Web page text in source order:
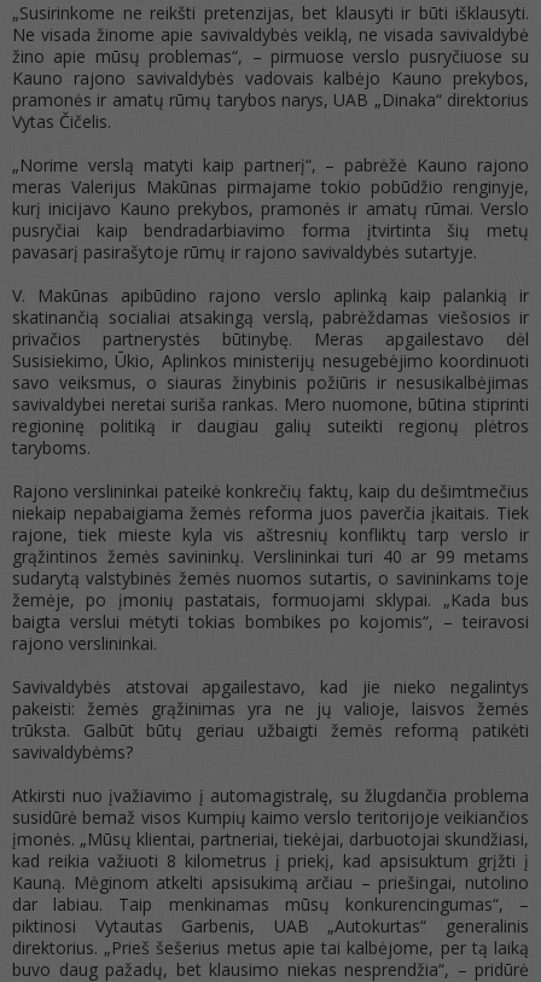
„Susirinkome ne reikšti pretenzijas, bet klausyti ir būti išklausyti.
Ne visada žinome apie savivaldybės veiklą, ne visada savivaldybė
žino apie mūsų problemas“, – pirmuose verslo pusryčiuose su
Kauno rajono savivaldybės vadovais kalbėjo Kauno prekybos,
pramonės ir amatų rūmų tarybos narys, UAB „Dinaka“ direktorius
Vytas Čičelis.
„Norime verslą matyti kaip partnerį“, – pabrėžė Kauno rajono
meras Valerijus Makūnas pirmajame tokio pobūdžio renginyje,
kurį inicijavo Kauno prekybos, pramonės ir amatų rūmai. Verslo
pusryčiai kaip bendradarbiavimo forma įtvirtinta šių metų
pavasarį pasirašytoje rūmų ir rajono savivaldybės sutartyje.
V. Makūnas apibūdino rajono verslo aplinką kaip palankią ir
skatinančią socialiai atsakingą verslą, pabrėždamas viešosios ir
privačios partnerystės būtinybę. Meras apgailestavo dėl
Susisiekimo, Ūkio, Aplinkos ministerijų nesugebėjimo koordinuoti
savo veiksmus, o siauras žinybinis požiūris ir nesusikalbėjimas
savivaldybei neretai suriša rankas. Mero nuomone, būtina stiprinti
regioninę politiką ir daugiau galių suteikti regionų plėtros
taryboms.
Rajono verslininkai pateikė konkrečių faktų, kaip du dešimtmečius
niekaip nepabaigiama žemės reforma juos paverčia įkaitais. Tiek
rajone, tiek mieste kyla vis aštresnių konfliktų tarp verslo ir
grąžintinos žemės savininkų. Verslininkai turi 40 ar 99 metams
sudarytą valstybinės žemės nuomos sutartis, o savininkams toje
žemėje, po įmonių pastatais, formuojami sklypai. „Kada bus
baigta verslui mėtyti tokias bombikes po kojomis“, – teiravosi
rajono verslininkai.
Savivaldybės atstovai apgailestavo, kad jie nieko negalintys
pakeisti: žemės grąžinimas yra ne jų valioje, laisvos žemės
trūksta. Galbūt būtų geriau užbaigti žemės reformą patikėti
savivaldybėms?
Atkirsti nuo įvažiavimo į automagistralę, su žlugdančia problema
susidūrė bemaž visos Kumpių kaimo verslo teritorijoje veikiančios
įmonės. „Mūsų klientai, partneriai, tiekėjai, darbuotojai skundžiasi,
kad reikia važiuoti 8 kilometrus į priekį, kad apsisuktum grįžti į
Kauną. Mėginom atkelti apsisukimą arčiau – priešingai, nutolino
dar labiau. Taip menkinamas mūsų konkurencingumas“, –
piktinosi Vytautas Garbenis, UAB „Autokurtas“ generalinis
direktorius. „Prieš šešerius metus apie tai kalbėjome, per tą laiką
buvo daug pažadų, bet klausimo niekas nesprendžia“, – pridūrė